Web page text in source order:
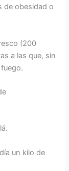
de obesidad o
(200
a las que, sin
un kilo de